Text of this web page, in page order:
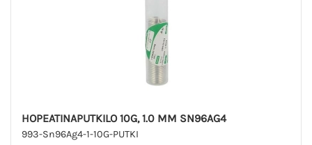
HOPEATINAPUTKILO 10G, 1.0 MM SN96AG4
993-Sn96Ag4-1-10G-PUTKI